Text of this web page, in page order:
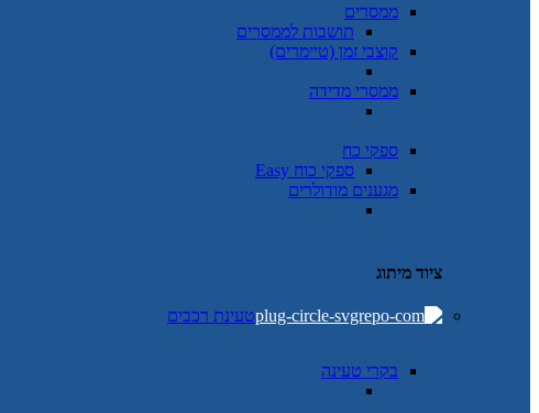
ממסרים
תושבות לממסרים
קוצבי זמן (טיימרים)
ממסרי מדידה
ספקי כח
ספקי כוח Easy
מגענים מודולרים
ציוד מיתוג
טעינת רכבים
בקרי טעינה